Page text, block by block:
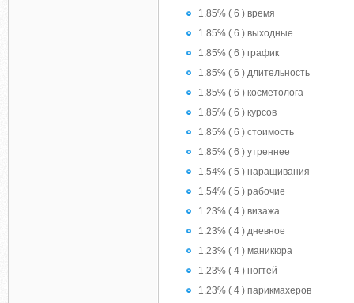
1.85% ( 6 ) время
1.85% ( 6 ) выходные
1.85% ( 6 ) график
1.85% ( 6 ) длительность
1.85% ( 6 ) косметолога
1.85% ( 6 ) курсов
1.85% ( 6 ) стоимость
1.85% ( 6 ) утреннее
1.54% ( 5 ) наращивания
1.54% ( 5 ) рабочие
1.23% ( 4 ) визажа
1.23% ( 4 ) дневное
1.23% ( 4 ) маникюра
1.23% ( 4 ) ногтей
1.23% ( 4 ) парикмахеров